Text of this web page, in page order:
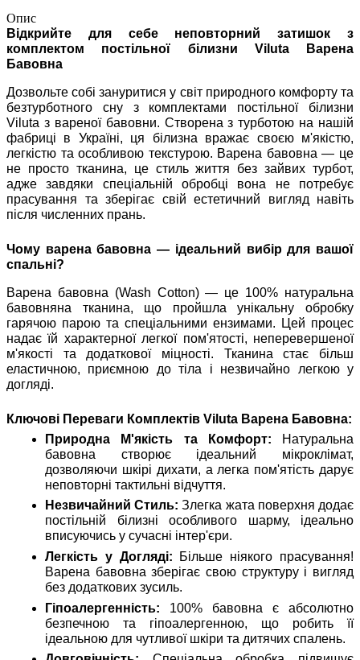
Опис
Відкрийте для себе неповторний затишок з
комплектом постільної білизни Viluta Варена
Бавовна
Дозвольте собі зануритися у світ природного комфорту та
безтурботного сну з комплектами постільної білизни
Viluta з вареної бавовни. Створена з турботою на нашій
фабриці в Україні, ця білизна вражає своєю м'якістю,
легкістю та особливою текстурою. Варена бавовна — це
не просто тканина, це стиль життя без зайвих турбот,
адже завдяки спеціальній обробці вона не потребує
прасування та зберігає свій естетичний вигляд навіть
після численних прань.
Чому варена бавовна — ідеальний вибір для вашої
спальні?
Варена бавовна (Wash Cotton) — це 100% натуральна
бавовняна тканина, що пройшла унікальну обробку
гарячою парою та спеціальними ензимами. Цей процес
надає їй характерної легкої пом'ятості, неперевершеної
м'якості та додаткової міцності. Тканина стає більш
еластичною, приємною до тіла і незвичайно легкою у
догляді.
Ключові Переваги Комплектів Viluta Варена Бавовна:
Природна М'якість та Комфорт: Натуральна
бавовна створює ідеальний мікроклімат,
дозволяючи шкірі дихати, а легка пом'ятість дарує
неповторні тактильні відчуття.
Незвичайний Стиль: Злегка жата поверхня додає
постільній білизні особливого шарму, ідеально
вписуючись у сучасні інтер'єри.
Легкість у Догляді: Більше ніякого прасування!
Варена бавовна зберігає свою структуру і вигляд
без додаткових зусиль.
Гіпоалергенність: 100% бавовна є абсолютно
безпечною та гіпоалергенною, що робить її
ідеальною для чутливої шкіри та дитячих спалень.